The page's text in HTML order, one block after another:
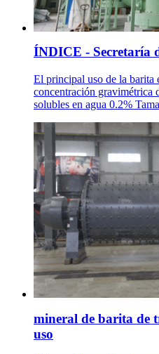
ÍNDICE - Secretaría
El principal uso de la barita
concentración gravimétrica
solubles en agua 0.2%
mineral de barita de
uso